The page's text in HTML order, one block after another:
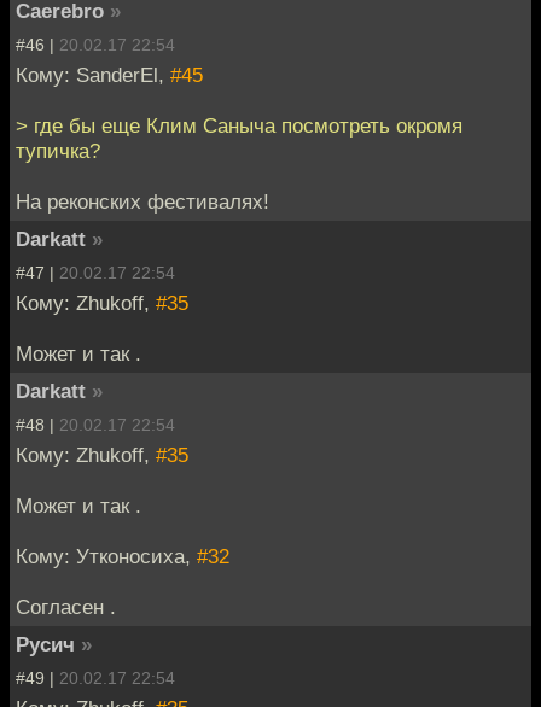
Caerebro »
#46 | 20.02.17 22:54
Кому: SanderEl, #45
> где бы еще Клим Саныча посмотреть окромя
тупичка?
На реконских фестивалях!
Darkatt »
#47 | 20.02.17 22:54
Кому: Zhukoff, #35
Может и так .
Darkatt »
#48 | 20.02.17 22:54
Кому: Zhukoff, #35
Может и так .
Кому: Утконосиха, #32
Согласен .
Русич »
#49 | 20.02.17 22:54